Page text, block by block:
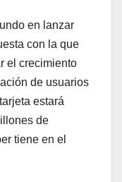
en lanzar
con la que
el crecimiento
de usuarios
estará
de
tiene en el